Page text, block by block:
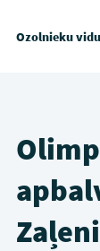
Ozolnieku